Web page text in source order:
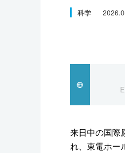
文化
スポーツ・東京
科学
来日中の国際
れ、東電ホー